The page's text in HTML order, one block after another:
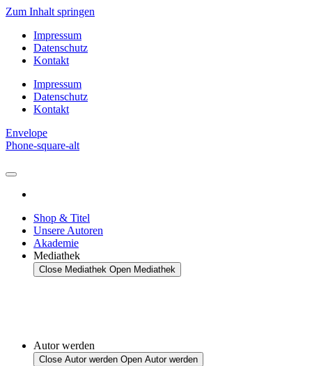
Zum Inhalt springen
Impressum
Datenschutz
Kontakt
Impressum
Datenschutz
Kontakt
Envelope
Phone-square-alt
Shop & Titel
Unsere Autoren
Akademie
Mediathek
Close Mediathek Open Mediathek
Autor werden
Close Autor werden Open Autor werden